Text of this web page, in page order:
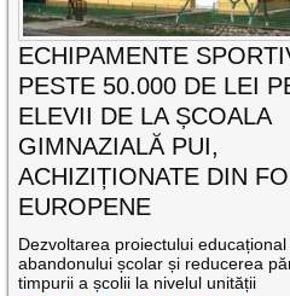
ECHIPAMENTE
PESTE 50.000 DE LEI
ELEVII DE LA ȘCOALA
GIMNAZIALĂ PUI,
ACHIZIȚIONATE DIN
EUROPENE
Dezvoltarea proiectului educațional
abandonului școlar și reducerea
timpurii a școlii la nivelul unității